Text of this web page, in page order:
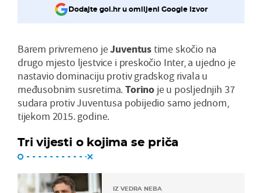
Dodajte gol.hr u omiljeni Google izvor
Barem privremeno jeJuventustime skočio na
drugo mjesto ljestvice i preskočio Inter, a ujedno je
nastavio dominaciju protiv gradskog rivala u
međusobnim susretima.Torinoje u posljednjih 37
sudara protiv Juventusa pobijedio samo jednom,
tijekom 2015. godine.
Tri vijesti o kojima se priča
IZ VEDRA NEBA